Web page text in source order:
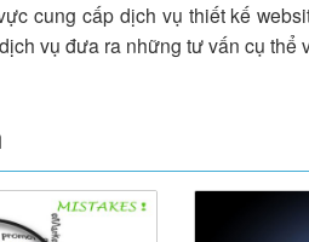
cung cấp dịch vụ thiết kế
vụ đưa ra những tư vấn cụ